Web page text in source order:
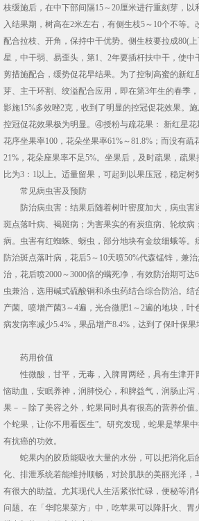
枝缓施后，在中下部间隔15～20厘米进行重刻芽，
入结果期，树高在2米左右，有侧生枝5～10个不等
配合拉枝、开角，保持中干优势。侧生枝要拉成80(
星，中干弱、易歪头，第1、2年要插杆扶中干，使中
剪措施配合，缓势促花早结果。为了控制高蜜的新红
芽、主干环割、绞溢配合应用，即在第3年生的春季
影施15%多效唑2克，收到了明显的控冠促花效果。
控冠促花效果极为明显。④授粉与疏花果： 新红星花
花序坐果率100，花朵坐果率61%～81.8%；而没有
21%，花朵座果率不足5%。坐果后，及时疏果，疏
比为3：1以上。适量留果，可起到以果压冠，稳定树
常见病虫害及预防
防治病虫害：结果后随着树叶密度加大，病虫害
斑点落叶病、褐斑病；为害果实的有炭疽病、轮纹病
病。虫害有红蜘蛛、蚜虫，部分地块有金纹细蛾等。
防治斑点落叶病，花后5～10天喷50%代森锰锌，兼
治，花后喷2000～3000倍的螨死净，有效防治期可达
虫兼治，选用碱式硫酸铜和杀虫药结合综合防治。
产菌。喷增产菌3～4遍，光合微肥1～2遍的地块，
病发病率减少5.4%，果品增产8.4%，达到了保叶保果
药用价值
性微酸，甘平，无毒，入脾胃两经，具有生津开
恼助血，安眠养神，润肺悦心，和脾益气，润肠止泻
果－－除了美容之外，蛇果同时具有很高的营养价值
个蛇果，让你不用看医生”。研究发现，蛇果是苹果
有抗癌的功效。
蛇果内的胶质能吸收大量的水份，可以把消化后
化、排泄系统若能维持顺畅，对於肌肤的美丽光泽，
有很大的助益。尤其现代人生活紧张忙碌，便秘等消
问题。在「华陀果菜方」中，吃苹果可以降肝火、胃